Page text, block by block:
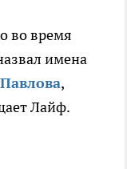
во время
имена
,
Лайф.